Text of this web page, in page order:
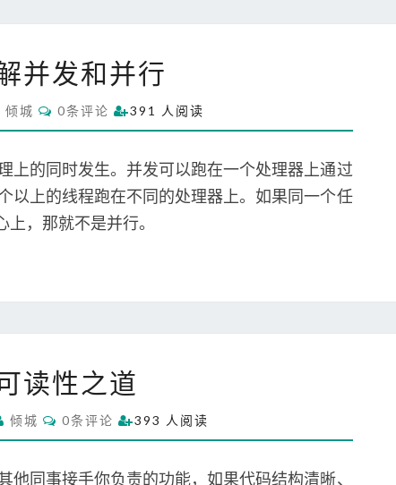
入
解
发
和
并
行
并发和并行
倾城
C
O
M
E
N
T
S
0条评论 391 人阅读
上的同时发生。并发可以跑在一个处理器上通过
以上的线程跑在不同的处理器上。如果同一个任
，那就不是并行。
码
读
之
读性之道
倾城
C
O
M
E
0条评论 393 人阅读
同事接手你负责的功能，如果代码结构清晰、